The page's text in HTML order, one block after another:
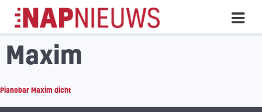
Skip
naar
inhoud
Maxim
Pianobar Maxim dicht